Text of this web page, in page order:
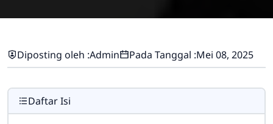
Diposting oleh :Admin Pada Tanggal :Mei 08, 2025
Daftar Isi